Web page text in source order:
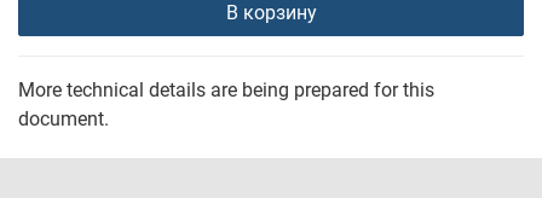
В корзину
More technical details are being prepared for this
document.